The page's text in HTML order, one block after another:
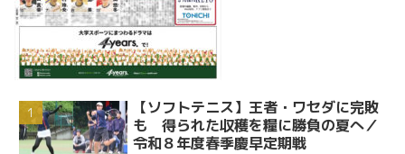
【ソフトテニス】王者・ワセダに完敗
も 得られた収穫を糧に勝負の夏へ／
令和８年度春季慶早定期戦